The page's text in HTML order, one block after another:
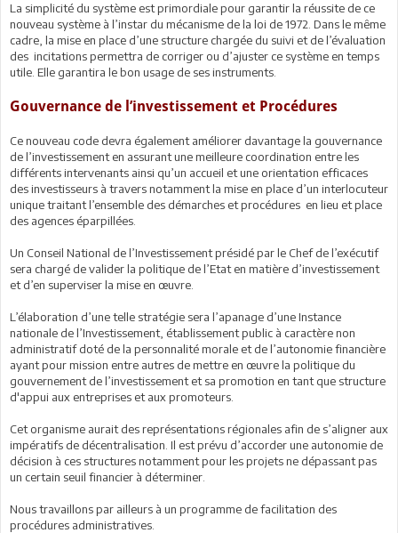
La simplicité du système est primordiale pour garantir la réussite de ce
nouveau système à l’instar du mécanisme de la loi de 1972. Dans le même
cadre, la mise en place d’une structure chargée du suivi et de l’évaluation
des incitations permettra de corriger ou d’ajuster ce système en temps
utile. Elle garantira le bon usage de ses instruments.
Gouvernance de l’investissement et Procédures
Ce nouveau code devra également améliorer davantage la gouvernance
de l’investissement en assurant une meilleure coordination entre les
différents intervenants ainsi qu’un accueil et une orientation efficaces
des investisseurs à travers notamment la mise en place d’un interlocuteur
unique traitant l’ensemble des démarches et procédures en lieu et place
des agences éparpillées.
Un Conseil National de l’Investissement présidé par le Chef de l’exécutif
sera chargé de valider la politique de l’Etat en matière d’investissement
et d’en superviser la mise en œuvre.
L’élaboration d’une telle stratégie sera l’apanage d’une Instance
nationale de l’Investissement, établissement public à caractère non
administratif doté de la personnalité morale et de l’autonomie financière
ayant pour mission entre autres de mettre en œuvre la politique du
gouvernement de l’investissement et sa promotion en tant que structure
d'appui aux entreprises et aux promoteurs.
Cet organisme aurait des représentations régionales afin de s’aligner aux
impératifs de décentralisation. Il est prévu d’accorder une autonomie de
décision à ces structures notamment pour les projets ne dépassant pas
un certain seuil financier à déterminer.
Nous travaillons par ailleurs à un programme de facilitation des
procédures administratives.